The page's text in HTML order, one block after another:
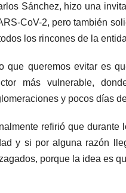
Sánchez, hizo una
CoV-2, pero también
los rincones de la
que queremos evitar es
más vulnerable,
y pocos días
refirió que
y si por alguna razón
porque la idea es